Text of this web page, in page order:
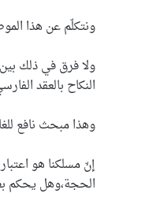
ونتكلّم عن هذا
ولا فرق في ذلك
النكاح بالعقد
وهذا مبحث نافع
إنّ مسلكنا هو
الحجة،وهل يحكم